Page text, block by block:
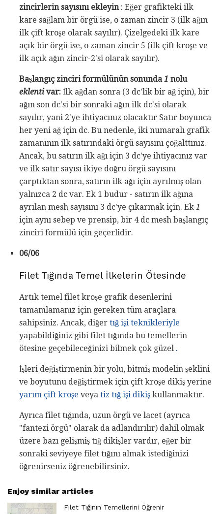
zincirlerin sayısını ekleyin: Eğer grafikteki ilk
kare sağlam bir örgü ise, o zaman zincir 3 (ilk ağın
ilk çift kroşe olarak sayılır). Çizelgedeki ilk kare
açık bir örgü ise, o zaman zincir 5 (ilk çift kroşe ve
ilk açık ağın zincir-2'si olarak sayılır).
Başlangıç ​​zinciri formülünün sonunda1 nolu
eklentivar: İlk ağdan sonra (3 dc'lik bir ağ için), bir
ağın son dc'si bir sonraki ağın ilk dc'si olarak
sayılır, yani 2'ye ihtiyacınız olacaktır Satır boyunca
her yeni ağ için dc. Bu nedenle, iki numaralı grafik
zamanının ilk satırındaki örgü sayısını çoğalttınız.
Ancak, bu satırın ilk ağı için 3 dc'ye ihtiyacınız var
ve ilk satır sayısı ikiye doğru örgü sayısını
çarptıktan sonra, satırın ilk ağı için ayrılmış olan
yalnızca 2 dc var. Ek 1 budur - satırın ilk ağına
ayrılan mesh sayısını 3 dc'ye çıkarmak için. Ek 1
için aynı sebep ve prensip, bir 4 dc mesh başlangıç ​​
zinciri formülü için geçerlidir.
06/06
Filet Tığında Temel İlkelerin Ötesinde
Artık temel filet kroşe grafik desenlerini
tamamlamanız için gereken tüm araçlara
sahipsiniz. Ancak, diğer tığ işi teknikleriyle
yapabildiğiniz gibi filet tığında bu temellerin
ötesine geçebileceğinizi bilmek çok güzel .
İşleri değiştirmenin bir yolu, bitmiş modelin şeklini
ve boyutunu değiştirmek için çift kroşe dikiş yerine
yarım çift kroşe veya tiz tığ işi dikiş kullanmaktır.
Ayrıca filet tığında, uzun örgü ve lacet (ayrıca
"fantezi örgü" olarak da adlandırılır) dahil olmak
üzere bazı gelişmiş tığ dikişler vardır, eğer bir
sonraki seviyeye filet tığını almak istediğinizi
öğrenirseniz öğrenebilirsiniz.
Enjoy similar articles
Filet Tığının Temellerini Öğrenir